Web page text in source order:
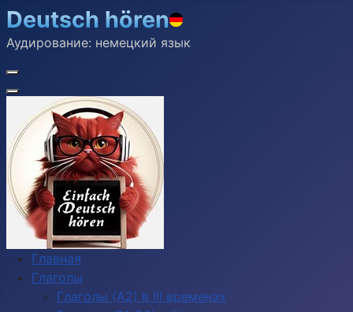
Deutsch hören
Аудирование: немецкий язык
Главная
Глаголы
Глаголы (A2) в III временах